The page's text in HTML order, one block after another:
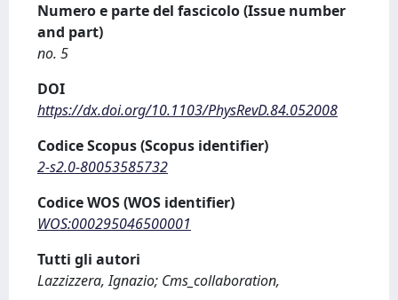
Numero e parte del fascicolo (Issue number
and part)
no. 5
DOI
https://dx.doi.org/10.1103/PhysRevD.84.052008
Codice Scopus (Scopus identifier)
2-s2.0-80053585732
Codice WOS (WOS identifier)
WOS:000295046500001
Tutti gli autori
Lazzizzera, Ignazio; Cms_collaboration,